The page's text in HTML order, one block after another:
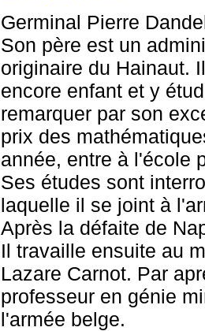
Germinal Pierre
Son père est un
originaire du Hainaut.
encore enfant et y
remarquer par son
prix des
année, entre à l'école
Ses études sont
laquelle il se joint à
Après la défaite de
Il travaille ensuite au
Lazare Carnot. Par
professeur en génie
l'armée belge.